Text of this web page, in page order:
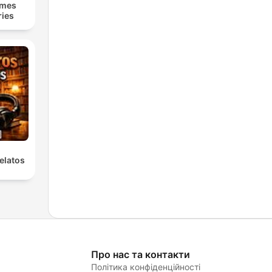
Про нас та контакти
Політика конфіденційності